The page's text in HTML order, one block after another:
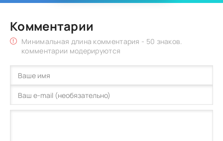
Комментарии
Минимальная длина комментария - 50 знаков.
комментарии модерируются